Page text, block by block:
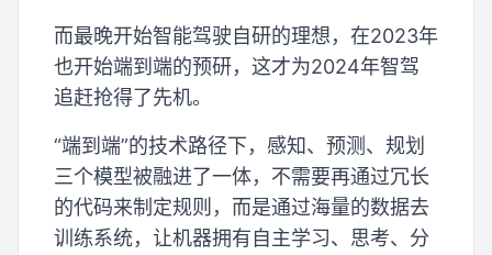
而最晚开始智能驾驶自研的理想，在2023年
也开始端到端的预研，这才为2024年智驾
追赶抢得了先机。
“端到端”的技术路径下，感知、预测、规划
三个模型被融进了一体，不需要再通过冗长
的代码来制定规则，而是通过海量的数据去
训练系统，让机器拥有自主学习、思考、分